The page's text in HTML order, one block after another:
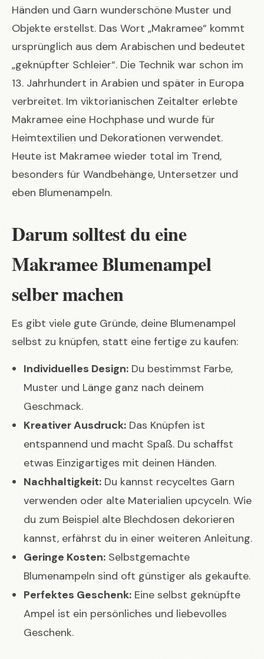
Händen und Garn wunderschöne Muster und
Objekte erstellst. Das Wort „Makramee“ kommt
ursprünglich aus dem Arabischen und bedeutet
„geknüpfter Schleier“. Die Technik war schon im
13. Jahrhundert in Arabien und später in Europa
verbreitet. Im viktorianischen Zeitalter erlebte
Makramee eine Hochphase und wurde für
Heimtextilien und Dekorationen verwendet.
Heute ist Makramee wieder total im Trend,
besonders für Wandbehänge, Untersetzer und
eben Blumenampeln.
Darum solltest du eine
Makramee Blumenampel
selber machen
Es gibt viele gute Gründe, deine Blumenampel
selbst zu knüpfen, statt eine fertige zu kaufen:
Individuelles Design: Du bestimmst Farbe,
Muster und Länge ganz nach deinem
Geschmack.
Kreativer Ausdruck: Das Knüpfen ist
entspannend und macht Spaß. Du schaffst
etwas Einzigartiges mit deinen Händen.
Nachhaltigkeit: Du kannst recyceltes Garn
verwenden oder alte Materialien upcyceln. Wie
du zum Beispiel alte Blechdosen dekorieren
kannst, erfährst du in einer weiteren Anleitung.
Geringe Kosten: Selbstgemachte
Blumenampeln sind oft günstiger als gekaufte.
Perfektes Geschenk: Eine selbst geknüpfte
Ampel ist ein persönliches und liebevolles
Geschenk.